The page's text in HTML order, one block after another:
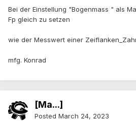
Bei der Einstellung "Bogenmass " als
Fp gleich zu setzen
wie der Messwert einer
mfg. Konrad
[Ma...]
Posted March 24, 2023